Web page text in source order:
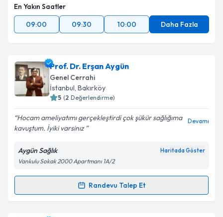
En Yakın Saatler
09:00
09:30 10:00 Daha Fazla
Prof. Dr. Erşan Aygün
Genel Cerrahi
İstanbul, Bakırköy
5 (2 Değerlendirme)
Hocam ameliyatımı gerçekleştirdi çok şükür sağlığıma
kavuştum. İyiki varsinız
Devamı
Aygün Sağlık Haritada Göster
Vankulu Sokak 2000 Apartmanı 1A/2
Randevu Talep Et
Randevu Takvimi Talebi